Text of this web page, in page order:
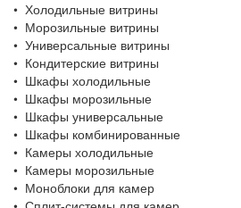
• Холодильные витрины
• Морозильные витрины
• Универсальные витрины
• Кондитерские витрины
• Шкафы холодильные
• Шкафы морозильные
• Шкафы универсальные
• Шкафы комбинированные
• Камеры холодильные
• Камеры морозильные
• Моноблоки для камер